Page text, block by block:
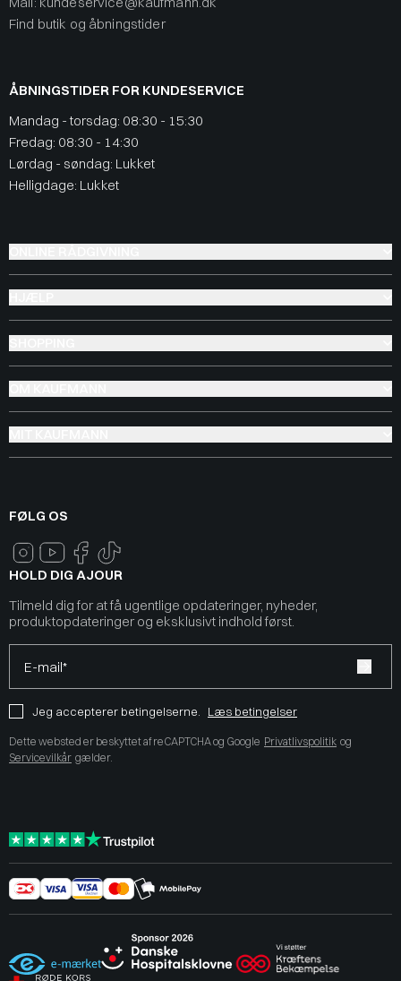
Find butik og åbningstider
ÅBNINGSTIDER FOR KUNDESERVICE
Mandag - torsdag: 08:30 - 15:30
Fredag: 08:30 - 14:30
Lørdag - søndag: Lukket
Helligdage: Lukket
FØLG OS
HOLD DIG AJOUR
Tilmeld dig for at få ugentlige opdateringer, nyheder,
produktopdateringer og eksklusivt indhold først.
E-mail*
Jeg accepterer betingelserne. Læs betingelser
Dette websted er beskyttet af reCAPTCHA og Google Privatlivspolitik og
Servicevilkår gælder.